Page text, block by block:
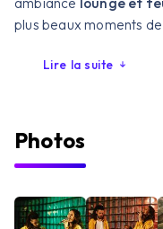
plus beaux moments
Lire la suite
Photos